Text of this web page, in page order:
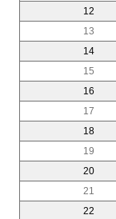
12
13
14
15
16
17
18
19
20
21
22